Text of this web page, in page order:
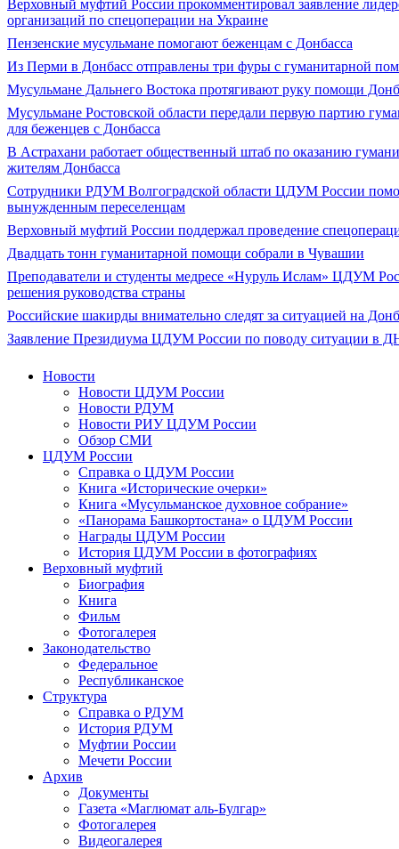
Верховный муфтий России прокомментировал заявление
организаций по спецоперации на Украине
Пензенские мусульмане помогают беженцам с Донбасса
Из Перми в Донбасс отправлены три фуры с гуманитарной
Мусульмане Дальнего Востока протягивают руку помощи
Мусульмане Ростовской области передали первую партию
для беженцев с Донбасса
В Астрахани работает общественный штаб по оказанию
жителям Донбасса
Сотрудники РДУМ Волгоградской области ЦДУМ России
вынужденным переселенцам
Верховный муфтий России поддержал проведение
Двадцать тонн гуманитарной помощи собрали в Чувашии
Преподаватели и студенты медресе «Нуруль Ислам» ЦДУМ
решения руководства страны
Российские шакирды внимательно следят за ситуацией на
Заявление Президиума ЦДУМ России по поводу ситуации в
Новости
Новости ЦДУМ России
Новости РДУМ
Новости РИУ ЦДУМ России
Обзор СМИ
ЦДУМ России
Справка о ЦДУМ России
Книга «Исторические очерки»
Книга «Мусульманское духовное собрание»
«Панорама Башкортостана» о ЦДУМ России
Награды ЦДУМ России
История ЦДУМ России в фотографиях
Верховный муфтий
Биография
Книга
Фильм
Фотогалерея
Законодательство
Федеральное
Республиканское
Структура
Справка о РДУМ
История РДУМ
Муфтии России
Мечети России
Архив
Документы
Газета «Маглюмат аль-Булгар»
Фотогалерея
Видеогалерея